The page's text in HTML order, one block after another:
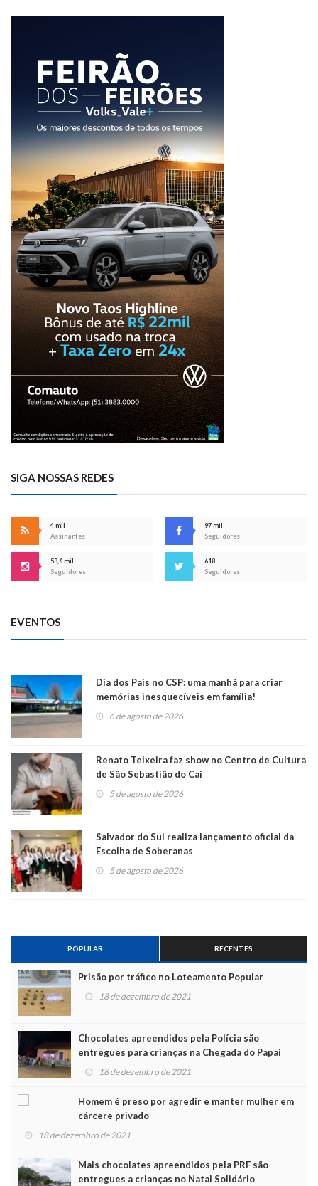
SIGA NOSSAS REDES
4 mil
Assinantes
97 mil
Seguidores
53,6 mil
Seguidores
618
Seguidores
EVENTOS
Dia dos Pais no CSP: uma manhã para criar
memórias inesquecíveis em família!
6 de agosto de 2026
Renato Teixeira faz show no Centro de Cultura
de São Sebastião do Caí
5 de agosto de 2026
Salvador do Sul realiza lançamento oficial da
Escolha de Soberanas
5 de agosto de 2026
POPULAR RECENTES
Prisão por tráfico no Loteamento Popular
18 de dezembro de 2021
Chocolates apreendidos pela Polícia são
entregues para crianças na Chegada do Papai
Noel 18 de dezembro de 2021
Homem é preso por agredir e manter mulher em
cárcere privado
18 de dezembro de 2021
Mais chocolates apreendidos pela PRF são
entregues a crianças no Natal Solidário